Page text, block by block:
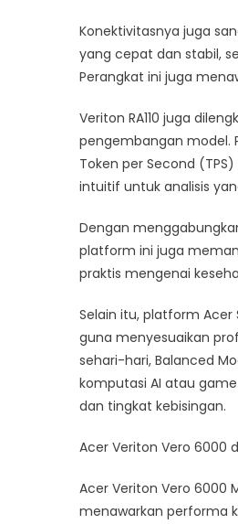
Konektivitasnya juga
yang cepat dan stabil,
Perangkat ini juga
Veriton RA110 juga
pengembangan model.
Token per Second
intuitif untuk analisis
Dengan
platform ini juga
praktis mengenai
Selain itu, platform Acer
guna menyesuaikan
sehari-hari, Balanced
komputasi AI atau
dan tingkat kebisingan.
Acer Veriton Vero 6000
Acer Veriton Vero 6000
menawarkan performa